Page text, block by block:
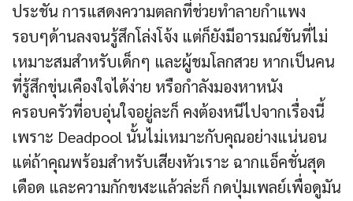
ประชัน การแสดงความตลกที่ช่วยทำลายกำแพง
รอบๆด้านลงจนรู้สึกโล่งโจ้ง แต่ก็ยังมีอารมณ์ขันที่ไม่
เหมาะสมสำหรับเด็กๆ และผู้ชมโลกสวย หากเป็นคน
ที่รู้สึกขุ่นเคืองใจได้ง่าย หรือกำลังมองหาหนัง
ครอบครัวที่อบอุ่นใจอยู่ละก็ คงต้องหนีไปจากเรื่องนี้
เพราะ Deadpool นั้นไม่เหมาะกับคุณอย่างแน่นอน
แต่ถ้าคุณพร้อมสำหรับเสียงหัวเราะ ฉากแอ็คชั่นสุด
เดือด และความกักขฬะแล้วล่ะก็ กดปุ่มเพลย์เพื่อดูมัน